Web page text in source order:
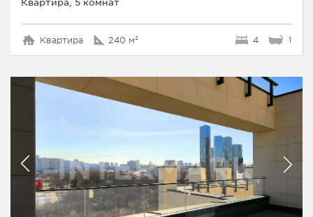
Квартира 240 м² 4 1